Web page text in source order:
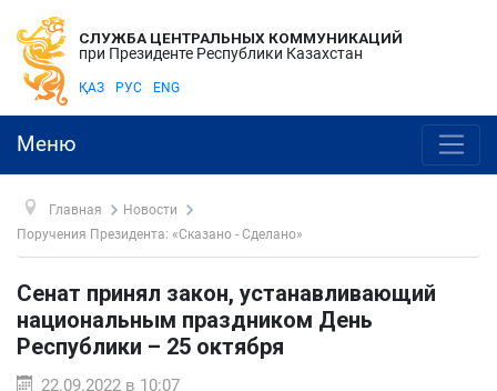
СЛУЖБА ЦЕНТРАЛЬНЫХ КОММУНИКАЦИЙ
при Президенте Республики Казахстан
ҚАЗ РУС ENG
Меню
Главная
Новости
Поручения Президента: «Сказано - Сделано»
Сенат принял закон, устанавливающий
национальным праздником День
Республики – 25 октября
22.09.2022 в 10:07